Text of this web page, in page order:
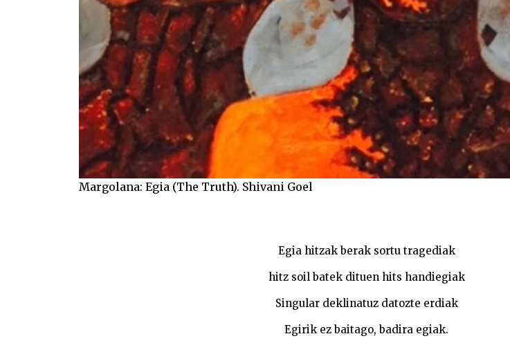
Margolana: Egia (The Truth). Shivani Goel
Egia hitzak berak sortu tragediak
hitz soil batek dituen hits handiegiak
Singular deklinatuz datozte erdiak
Egirik ez baitago, badira egiak.